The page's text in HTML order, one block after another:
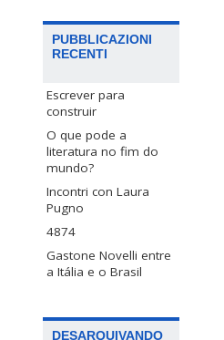
PUBBLICAZIONI
RECENTI
Escrever para
construir
O que pode a
literatura no fim do
mundo?
Incontri con Laura
Pugno
4874
Gastone Novelli entre
a Itália e o Brasil
DESARQUIVANDO